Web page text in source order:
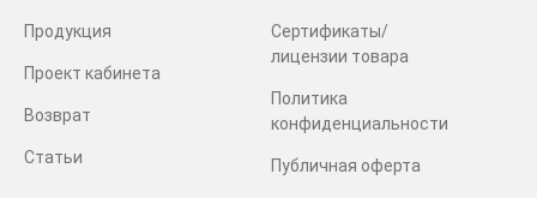
Продукция
Проект кабинета
Возврат
Статьи
Сертификаты/
лицензии товара
Политика
конфиденциальности
Публичная оферта